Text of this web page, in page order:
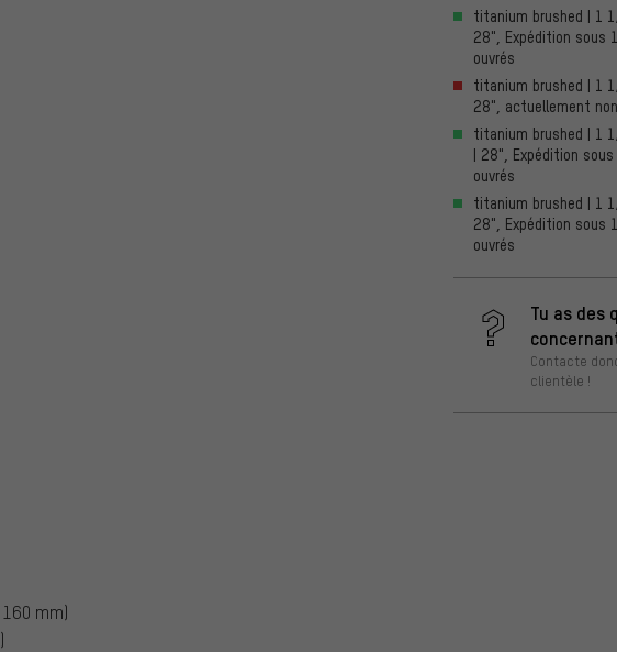
mm)
titanium brushed | 1
28", Expédition sous
ouvrés
titanium brushed | 1
28", actuellement
titanium brushed | 1
| 28", Expédition
ouvrés
titanium brushed | 1
28", Expédition sous
ouvrés
Tu as des
Contacte
clientèle !